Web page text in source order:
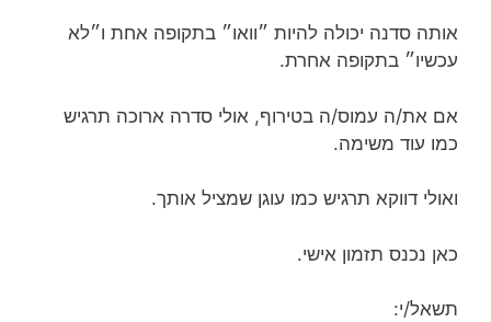
אותה סדנה יכולה להיות ״וואו״ בתקופה אחת ו״לא
עכשיו״ בתקופה אחרת.
אם את/ה עמוס/ה בטירוף, אולי סדרה ארוכה תרגיש
כמו עוד משימה.
ואולי דווקא תרגיש כמו עוגן שמציל אותך.
כאן נכנס תזמון אישי.
תשאל/י: